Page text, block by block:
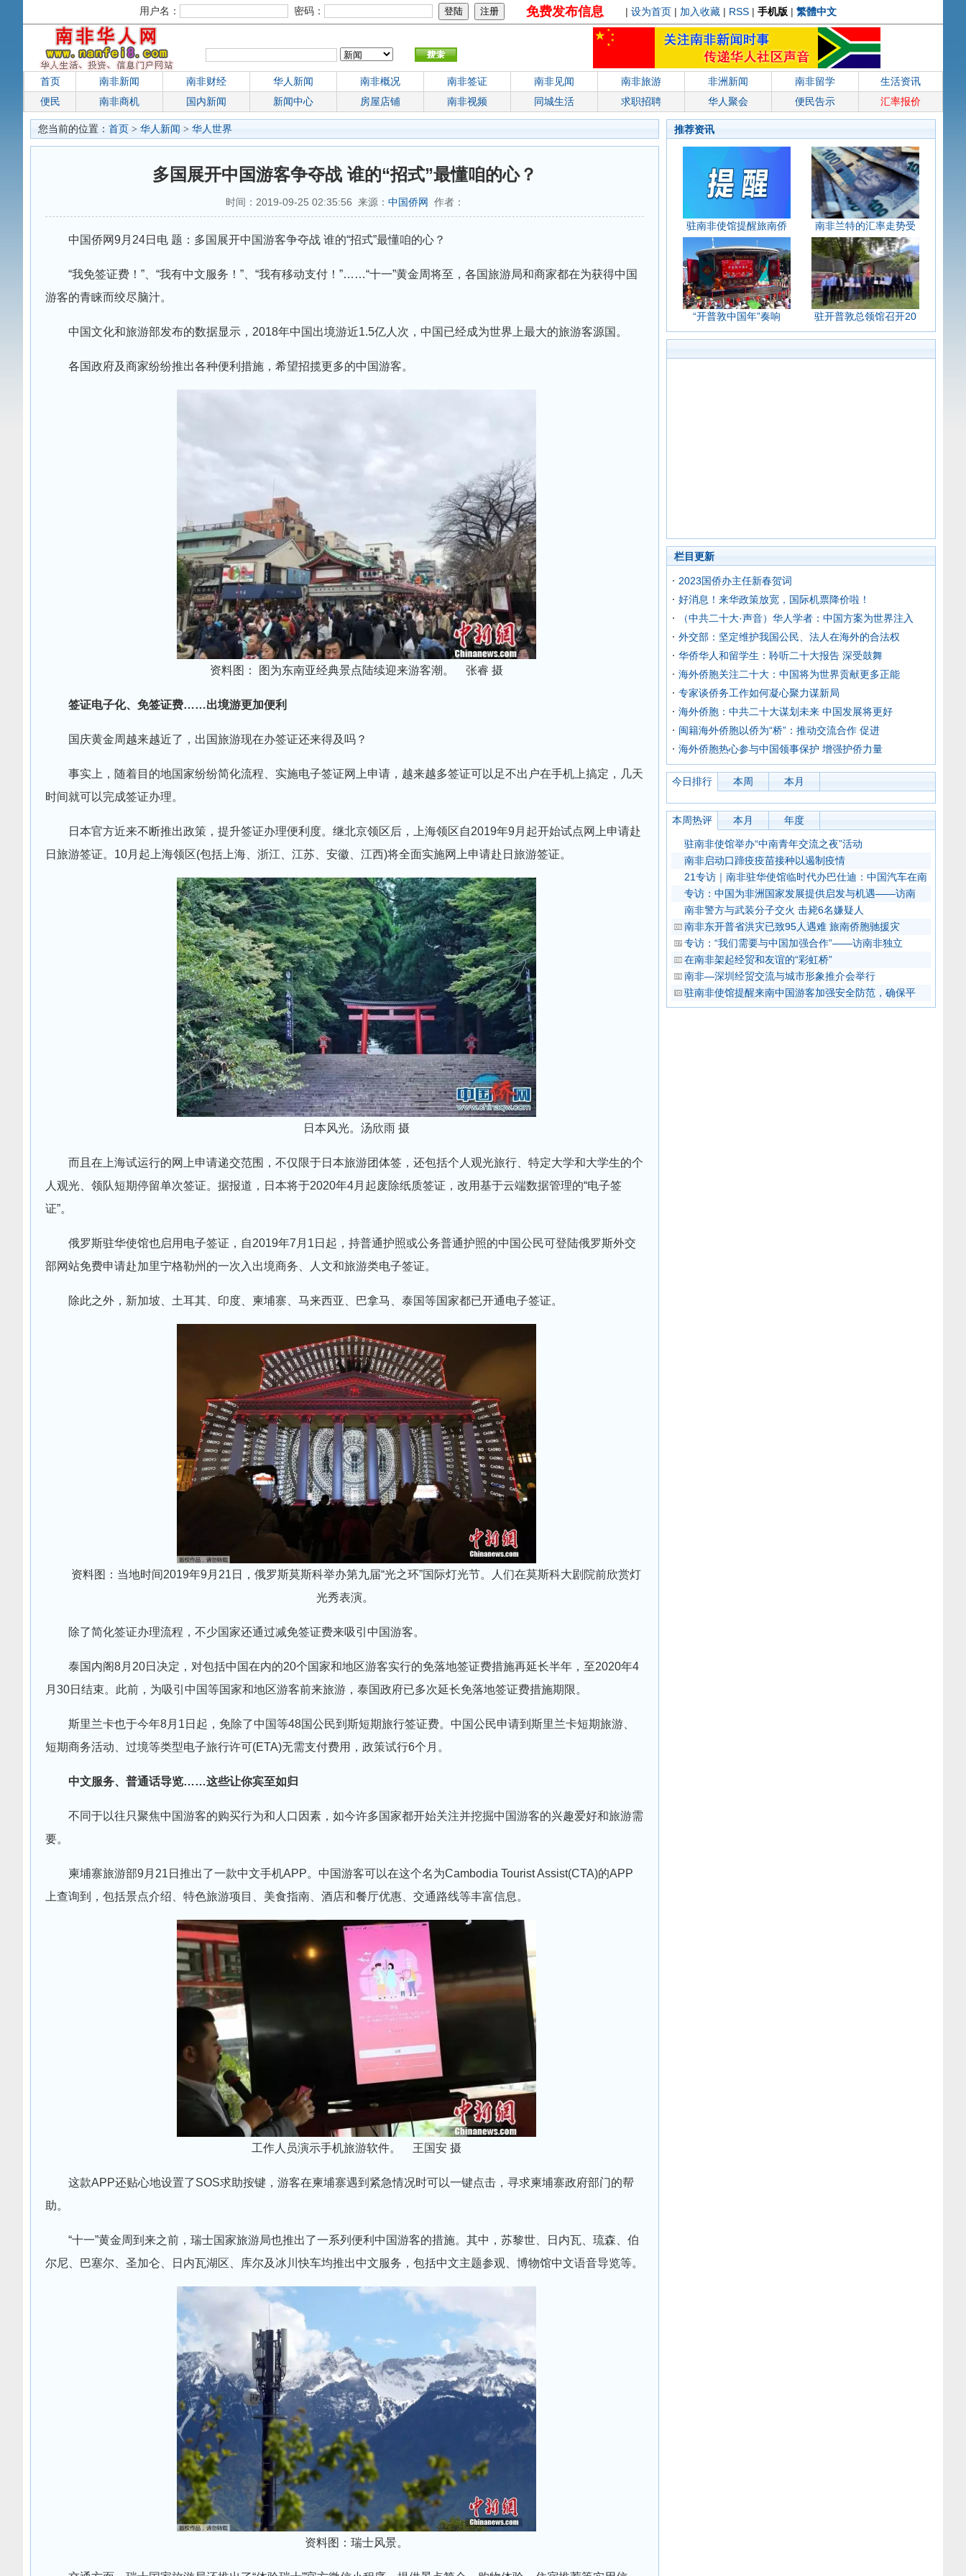
用户名： 密码： 免费发布信息 | 设为首页 | 加入收藏 | RSS | 手机版 | 繁體中文
首页 南非新闻 南非财经 华人新闻 南非概况 南非签证 南非见闻 南非旅游 非洲新闻 南非留学
生活资讯
便民
南非商机 国内新闻 新闻中心 房屋店铺 南非视频 同城生活 求职招聘 华人聚会 便民告示 汇率报价
您当前的位置： 首页 > 华人新闻 > 华人世界
多国展开中国游客争夺战 谁的“招式”最懂咱的心？
时间：2019-09-25 02:35:56 来源： 中国侨网 作者：
中国侨网9月24日电 题：多国展开中国游客争夺战 谁的“招式”最懂咱的心？
“我免签证费！”、“我有中文服务！”、“我有移动支付！”……“十一”黄金周将至，各国旅游局和商家都在为获得中国
游客的青睐而绞尽脑汁。
中国文化和旅游部发布的数据显示，2018年中国出境游近1.5亿人次，中国已经成为世界上最大的旅游客源国。
各国政府及商家纷纷推出各种便利措施，希望招揽更多的中国游客。
资料图： 图为东南亚经典景点陆续迎来游客潮。 张睿 摄
签证电子化、免签证费……出境游更加便利
国庆黄金周越来越近了，出国旅游现在办签证还来得及吗？
事实上，随着目的地国家纷纷简化流程、实施电子签证网上申请，越来越多签证可以足不出户在手机上搞定，几天
时间就可以完成签证办理。
日本官方近来不断推出政策，提升签证办理便利度。继北京领区后，上海领区自2019年9月起开始试点网上申请赴
日旅游签证。10月起上海领区(包括上海、浙江、江苏、安徽、江西)将全面实施网上申请赴日旅游签证。
日本风光。汤欣雨 摄
而且在上海试运行的网上申请递交范围，不仅限于日本旅游团体签，还包括个人观光旅行、特定大学和大学生的个
人观光、领队短期停留单次签证。据报道，日本将于2020年4月起废除纸质签证，改用基于云端数据管理的“电子签
证”。
俄罗斯驻华使馆也启用电子签证，自2019年7月1日起，持普通护照或公务普通护照的中国公民可登陆俄罗斯外交
部网站免费申请赴加里宁格勒州的一次入出境商务、人文和旅游类电子签证。
除此之外，新加坡、土耳其、印度、柬埔寨、马来西亚、巴拿马、泰国等国家都已开通电子签证。
资料图：当地时间2019年9月21日，俄罗斯莫斯科举办第九届“光之环”国际灯光节。人们在莫斯科大剧院前欣赏灯
光秀表演。
除了简化签证办理流程，不少国家还通过减免签证费来吸引中国游客。
泰国内阁8月20日决定，对包括中国在内的20个国家和地区游客实行的免落地签证费措施再延长半年，至2020年4
月30日结束。此前，为吸引中国等国家和地区游客前来旅游，泰国政府已多次延长免落地签证费措施期限。
斯里兰卡也于今年8月1日起，免除了中国等48国公民到斯短期旅行签证费。中国公民申请到斯里兰卡短期旅游、
短期商务活动、过境等类型电子旅行许可(ETA)无需支付费用，政策试行6个月。
中文服务、普通话导览……这些让你宾至如归
不同于以往只聚焦中国游客的购买行为和人口因素，如今许多国家都开始关注并挖掘中国游客的兴趣爱好和旅游需
要。
柬埔寨旅游部9月21日推出了一款中文手机APP。中国游客可以在这个名为Cambodia Tourist Assist(CTA)的APP
上查询到，包括景点介绍、特色旅游项目、美食指南、酒店和餐厅优惠、交通路线等丰富信息。
工作人员演示手机旅游软件。 王国安 摄
这款APP还贴心地设置了SOS求助按键，游客在柬埔寨遇到紧急情况时可以一键点击，寻求柬埔寨政府部门的帮
助。
“十一”黄金周到来之前，瑞士国家旅游局也推出了一系列便利中国游客的措施。其中，苏黎世、日内瓦、琉森、伯
尔尼、巴塞尔、圣加仑、日内瓦湖区、库尔及冰川快车均推出中文服务，包括中文主题参观、博物馆中文语音导览等。
资料图：瑞士风景。
推荐资讯
驻南非使馆提醒旅南侨 南非兰特的汇率走势受
“开普敦中国年”奏响 驻开普敦总领馆召开20
栏目更新
2023国侨办主任新春贺词
好消息！来华政策放宽，国际机票降价啦！
（中共二十大·声音）华人学者：中国方案为世界注入
外交部：坚定维护我国公民、法人在海外的合法权
华侨华人和留学生：聆听二十大报告 深受鼓舞
海外侨胞关注二十大：中国将为世界贡献更多正能
专家谈侨务工作如何凝心聚力谋新局
海外侨胞：中共二十大谋划未来 中国发展将更好
闽籍海外侨胞以侨为“桥”：推动交流合作 促进
海外侨胞热心参与中国领事保护 增强护侨力量
今日排行 本周 本月
本周热评 本月 年度
驻南非使馆举办“中南青年交流之夜”活动
南非启动口蹄疫疫苗接种以遏制疫情
21专访｜南非驻华使馆临时代办巴仕迪：中国汽车在南
专访：中国为非洲国家发展提供启发与机遇——访南
南非警方与武装分子交火 击毙6名嫌疑人
南非东开普省洪灾已致95人遇难 旅南侨胞驰援灾
专访：“我们需要与中国加强合作”——访南非独立
在南非架起经贸和友谊的“彩虹桥”
南非—深圳经贸交流与城市形象推介会举行
驻南非使馆提醒来南中国游客加强安全防范，确保平